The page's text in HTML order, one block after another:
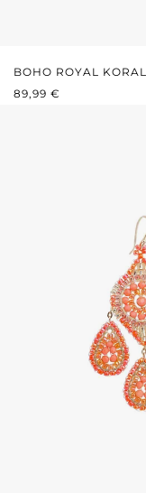
BOHO ROYAL
REGULÄRER
89,99 €